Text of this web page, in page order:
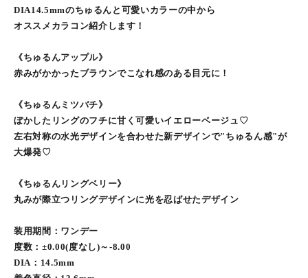
DIA14.5mmのちゅるんと可愛いカラーの中から
オススメカラコン紹介します！
《ちゅるんアップル》
赤みがかかったブラウンでこなれ感のある目元に！
《ちゅるんミツバチ》
ぼかしたリングのフチに甘く可愛いイエローベージュ♡
左右対称の水光デザインを合わせた新デザインで"ちゅるん感"が
大爆発♡
《ちゅるんリングベリー》
丸みが際立つリングデザインに光を忍ばせたデザイン
装用期間：ワンデー
度数：±0.00(度なし)～-8.00
DIA：14.5mm